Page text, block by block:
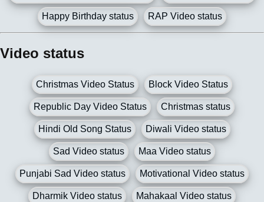
Happy Birthday status RAP Video status
Video status
Christmas Video Status Block Video Status
Republic Day Video Status Christmas status
Hindi Old Song Status Diwali Video status
Sad Video status Maa Video status
Punjabi Sad Video status Motivational Video status
Dharmik Video status Mahakaal Video status